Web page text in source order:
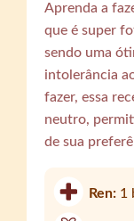
Aprenda a
que é super
sendo uma
intolerância
fazer, essa
neutro,
de sua
Ren: 1